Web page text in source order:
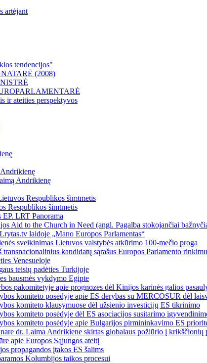
artėjant
tendencijos"
(2008)
ir ateities perspektyvos
Andrikienę
Andrikienę
Respublikos šimtmetis
Respublikos šimtmetis
LRT Panorama
Aid to the Church in Need (angl. Pagalba stokojančiai
laidoje „Mano Europos Parlamentas“
sveikinimas Lietuvos valstybės atkūrimo 100-mečio proga
kandidatų sąrašus Europos Parlamento
Venesueloje
teisių padėties Turkijoje
bausmės vykdymo Egipte
pakomitetyje apie prognozes dėl Kinijos karinės galios
komiteto posėdyje apie ES derybas su MERCOSUR dėl
komiteto klausymuose dėl užsienio investicijų ES tikrinimo
komiteto posėdyje dėl ES asociacijos susitarimo
komiteto posėdyje apie Bulgarijos pirmininkavimo ES
dr. Laima Andrikiene skirtas globalaus požiūrio į
apie Europos Sąjungos ateitį
propagandos įtakos ES šalims
Kolumbijos taikos procesui